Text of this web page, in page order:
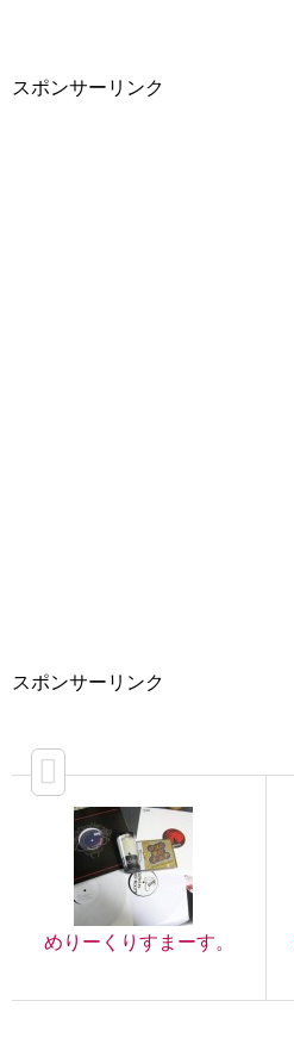
スポンサーリンク
スポンサーリンク
めりーくりすまーす。